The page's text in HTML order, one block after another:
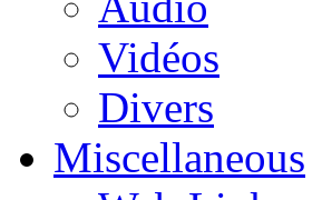
Vidéos
Divers
Miscellaneous